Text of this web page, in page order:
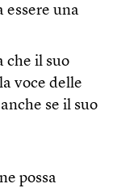
essere una
che il suo
voce delle
se il suo
possa